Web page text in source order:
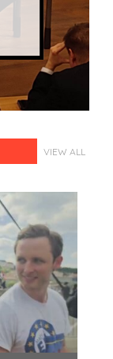
VIEW ALL